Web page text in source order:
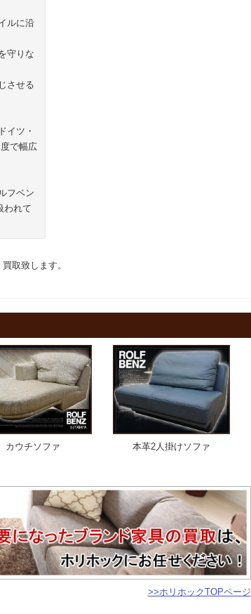
ルに沿
守りな
させる
イツ・
で幅広
フベン
われて
取致します。
カウチソファ 本革2人掛けソファ
>>ホリホックTOPページ